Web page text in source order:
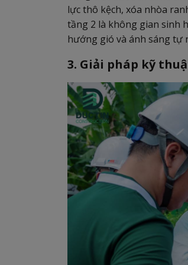
lực thô kệch, xóa nhòa
tầng 2 là không gian sinh
hướng gió và ánh sáng tự
3. Giải pháp kỹ